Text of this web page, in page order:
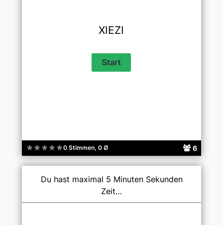
0 Stimmen, 0 Ø 6
XIEZI
Du hast maximal 5 Minuten Sekunden
Zeit…